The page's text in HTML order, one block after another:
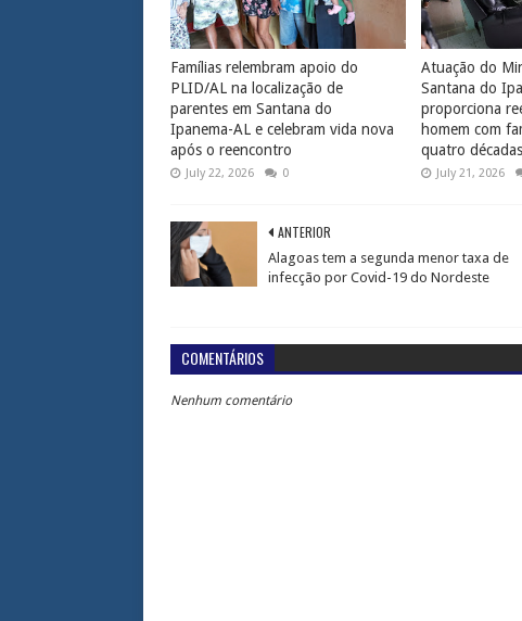
Famílias relembram apoio do
PLID/AL na localização de
parentes em Santana do
Ipanema-AL e celebram vida nova
após o reencontro
July 22, 2026 0
Atuação do
Santana do
proporciona
homem com
quatro
July 21, 2026
ANTERIOR
Alagoas tem a segunda menor taxa de
infecção por Covid-19 do Nordeste
COMENTÁRIOS
Nenhum comentário